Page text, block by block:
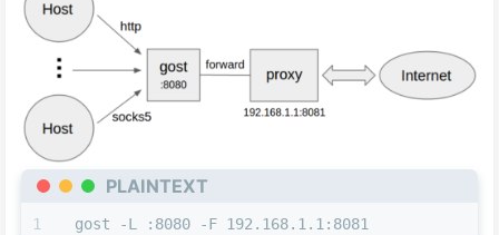
PLAINTEXT
gost -L :8080 -F 192.168.1.1:8081